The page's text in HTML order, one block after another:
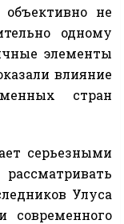
не
одному
элементы
влияние
стран
серьезными
Улуса
современного